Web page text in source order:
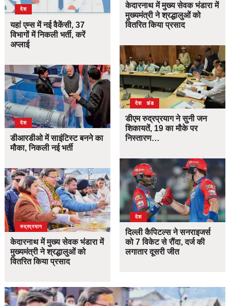
देश
यहां एम्स में नई वैकेंसी, 37
विभागों में निकली भर्ती, करें
अप्लाई
देश
डीआरडीओ में साइंटिस्ट बनने का
मौका, निकली नई भर्ती
उत्तराखंड
देश
रुद्रप्रयाग
केदारनाथ में मुख्य सेवक भंडारा में
मुख्यमंत्री ने श्रद्धालुओं को
वितरित किया प्रसाद
केदारनाथ में मुख्य सेवक भंडारा में
मुख्यमंत्री ने श्रद्धालुओं को
वितरित किया प्रसाद
उत्तराखंड
देश
डीएम रुद्रप्रयाग ने सुनी जन
शिकायतें, 19 का मौके पर
निस्तारण…
देश
दिल्ली कैपिटल्स ने सनराइजर्स
को 7 विकेट से रौंदा, दर्ज की
लगातार दूसरी जीत